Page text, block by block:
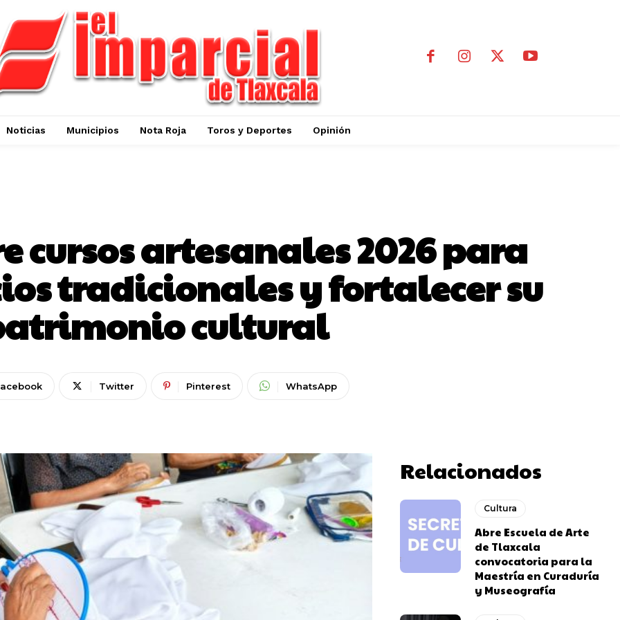
Noticias Municipios Nota Roja Toros y Deportes Opinión
cursos artesanales 2026 para
tradicionales y fortalecer su
cultural
Twitter Pinterest WhatsApp
Relacionados
Cultura
Abre Escuela de Arte
de Tlaxcala
convocatoria para la
Maestría en Curaduría
y Museografía